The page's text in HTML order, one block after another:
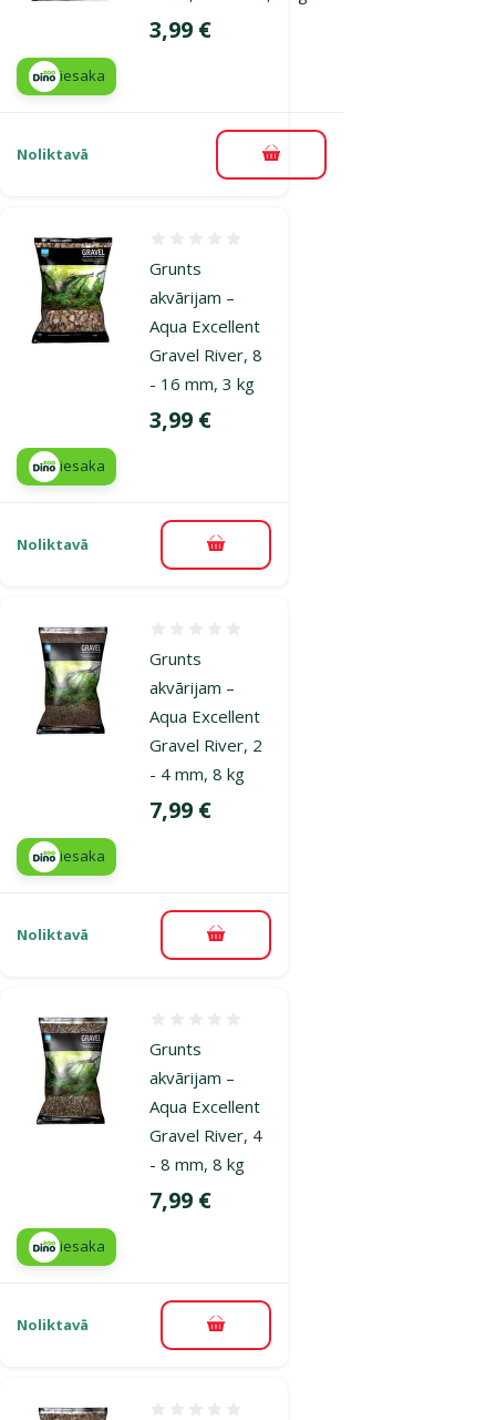
Cena
3,99 €
iesaka
Noliktavā Pievienot grozam
Grunts
akvārijam –
Aqua Excellent
Gravel River, 8
- 16 mm, 3 kg
Cena
3,99 €
iesaka
Noliktavā Pievienot grozam
Grunts
akvārijam –
Aqua Excellent
Gravel River, 2
- 4 mm, 8 kg
Cena
7,99 €
iesaka
Noliktavā Pievienot grozam
Grunts
akvārijam –
Aqua Excellent
Gravel River, 4
- 8 mm, 8 kg
Cena
7,99 €
iesaka
Noliktavā Pievienot grozam